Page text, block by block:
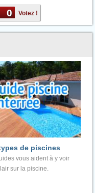
0 Votez !
de piscines
vous aident à y voir
sur la piscine.